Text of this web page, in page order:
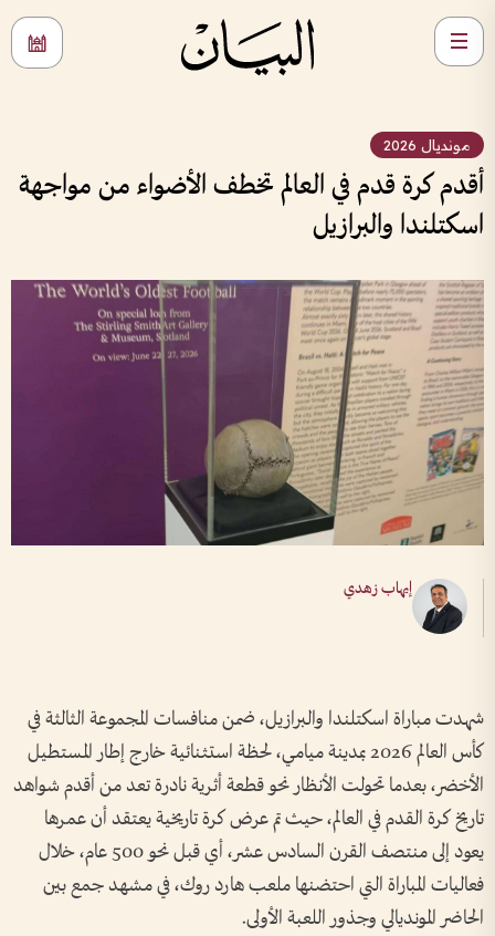
مونديال 2026
أقدم كرة قدم في العالم تخطف الأضواء من مواجهة
اسكتلندا والبرازيل
إيهاب زهدي
شهدت مباراة اسكتلندا والبرازيل، ضمن منافسات المجموعة الثالثة في
كأس العالم 2026 بمدينة ميامي، لحظة استثنائية خارج إطار المستطيل
الأخضر، بعدما تحولت الأنظار نحو قطعة أثرية نادرة تعد من أقدم شواهد
تاريخ كرة القدم في العالم، حيث تم عرض كرة تاريخية يعتقد أن عمرها
يعود إلى منتصف القرن السادس عشر، أي قبل نحو 500 عام، خلال
فعاليات المباراة التي احتضنها ملعب هارد روك، في مشهد جمع بين
الحاضر المونديالي وجذور اللعبة الأولى.